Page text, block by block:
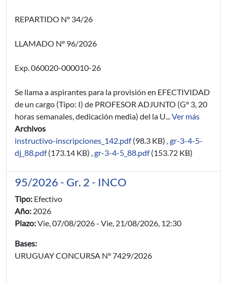
REPARTIDO Nº 34/26
LLAMADO Nº 96/2026
Exp. 060020-000010-26
Se llama a aspirantes para la provisión en EFECTIVIDAD
de un cargo (Tipo: I) de PROFESOR ADJUNTO (Gº 3, 20
horas semanales, dedicación media) del la U...Ver más
Archivos
instructivo-inscripciones_142.pdf (98.3 KB) ,gr-3-4-5-
dj_88.pdf (173.14 KB) ,gr-3-4-5_88.pdf (153.72 KB)
95/2026 - Gr. 2 - INCO
Tipo: Efectivo
Año: 2026
Plazo:Vie, 07/08/2026- Vie, 21/08/2026, 12:30
Bases:
URUGUAY CONCURSA N° 7429/2026